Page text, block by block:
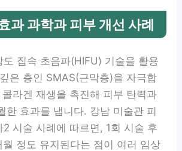
과 과학과 피부 개선 사례
도 집속 초음파(HIFU) 기술을 활용
은 층인 SMAS(근막층)을 자극합
라겐 재생을 촉진해 피부 탄력과
한 효과를 냅니다. 강남 미술관 피
2 시술 사례에 따르면, 1회 시술 후
정도 유지된다는 점이 여러 임상